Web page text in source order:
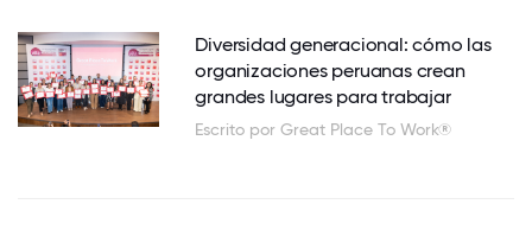
Diversidad generacional: cómo las
organizaciones peruanas crean
grandes lugares para trabajar
Escrito por Great Place To Work®